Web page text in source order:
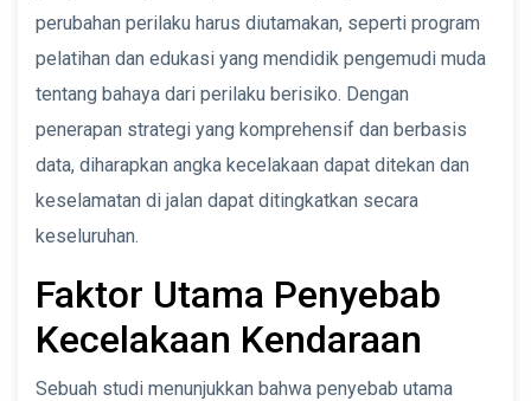
perubahan perilaku harus diutamakan, seperti program
pelatihan dan edukasi yang mendidik pengemudi muda
tentang bahaya dari perilaku berisiko. Dengan
penerapan strategi yang komprehensif dan berbasis
data, diharapkan angka kecelakaan dapat ditekan dan
keselamatan di jalan dapat ditingkatkan secara
keseluruhan.
Faktor Utama Penyebab
Kecelakaan Kendaraan
Sebuah studi menunjukkan bahwa penyebab utama